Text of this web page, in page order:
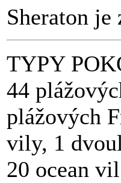
Sheraton
TYPY
44
plážových
vily, 1
20 ocean